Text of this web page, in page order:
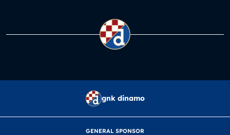
gnk dinamo
GENERAL SPONSOR